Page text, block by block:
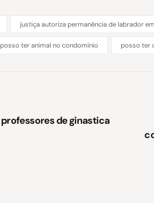
justiça autoriza permanência de labrador
posso ter animal no condomínio posso ter
de ginastica